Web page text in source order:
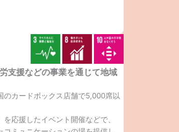
支援などの事業を通じて地域
のカードボックス店舗で5,000席以
応援したイベント開催などで、